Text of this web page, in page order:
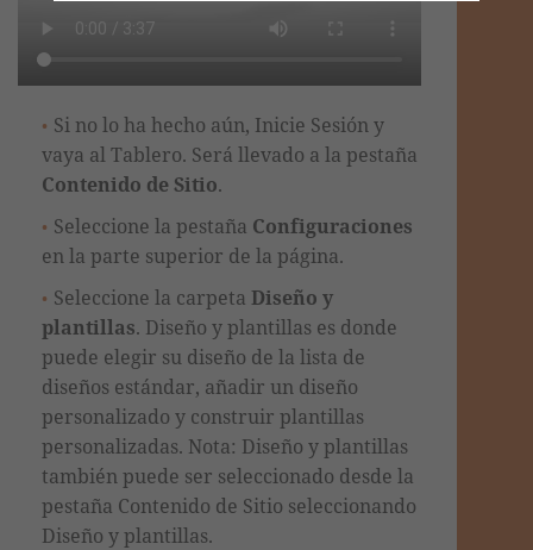
Si no lo ha hecho aún, Inicie Sesión y
vaya al Tablero. Será llevado a la pestaña
Contenido de Sitio.
Seleccione la pestaña Configuraciones
en la parte superior de la página.
Seleccione la carpeta Diseño y
plantillas. Diseño y plantillas es donde
puede elegir su diseño de la lista de
diseños estándar, añadir un diseño
personalizado y construir plantillas
personalizadas. Nota: Diseño y plantillas
también puede ser seleccionado desde la
pestaña Contenido de Sitio seleccionando
Diseño y plantillas.